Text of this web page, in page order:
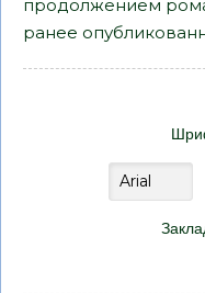
продолжением
ранее